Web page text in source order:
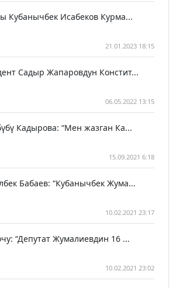
Кубанычбек Исабеков Курма...
21.01.2023 18:15
Садыр Жапаровдун Констит...
06.05.2022 13:15
Кадырова: “Мен жазган Ка...
15.09.2021 6:18
Бабаев: “Кубанычбек Жума...
10.02.2021 23:17
“Депутат Жумалиевдин 16 ...
10.02.2021 23:02